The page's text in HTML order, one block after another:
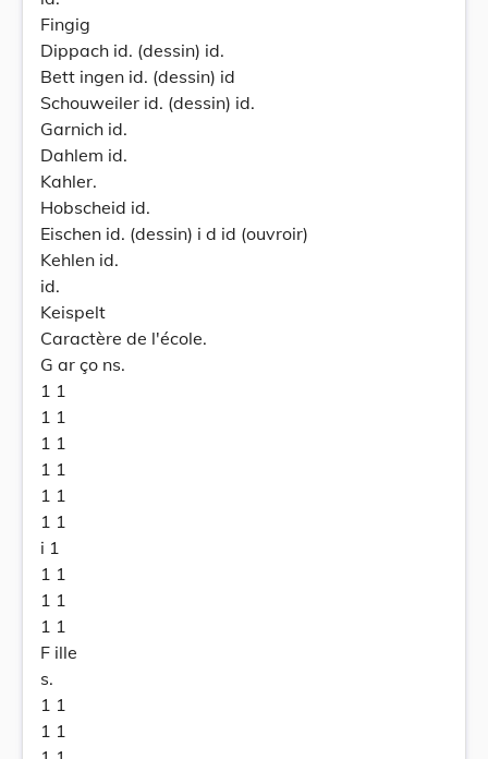
Fingig
Dippach id. (dessin) id.
Bett ingen id. (dessin) id
Schouweiler id. (dessin) id.
Garnich id.
Dahlem id.
Kahler.
Hobscheid id.
Eischen id. (dessin) i d id (ouvroir)
Kehlen id.
id.
Keispelt
Caractère de l'école.
G ar ço ns.
1 1
1 1
1 1
1 1
1 1
1 1
i 1
1 1
1 1
1 1
F ille
s.
1 1
1 1